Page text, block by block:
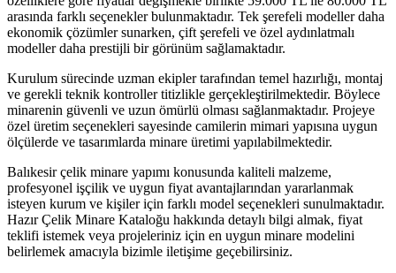
arasında farklı seçenekler bulunmaktadır. Tek şerefeli modeller daha
ekonomik çözümler sunarken, çift şerefeli ve özel aydınlatmalı
modeller daha prestijli bir görünüm sağlamaktadır.
Kurulum sürecinde uzman ekipler tarafından temel hazırlığı, montaj
ve gerekli teknik kontroller titizlikle gerçekleştirilmektedir. Böylece
minarenin güvenli ve uzun ömürlü olması sağlanmaktadır. Projeye
özel üretim seçenekleri sayesinde camilerin mimari yapısına uygun
ölçülerde ve tasarımlarda minare üretimi yapılabilmektedir.
Balıkesir çelik minare yapımı konusunda kaliteli malzeme,
profesyonel işçilik ve uygun fiyat avantajlarından yararlanmak
isteyen kurum ve kişiler için farklı model seçenekleri sunulmaktadır.
Hazır Çelik Minare Kataloğu hakkında detaylı bilgi almak, fiyat
teklifi istemek veya projeleriniz için en uygun minare modelini
belirlemek amacıyla bizimle iletişime geçebilirsiniz.